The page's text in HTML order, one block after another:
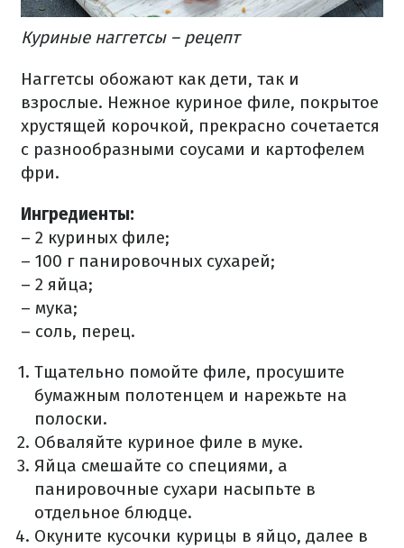
Куриные наггетсы – рецепт
Наггетсы обожают как дети, так и
взрослые. Нежное куриное филе, покрытое
хрустящей корочкой, прекрасно сочетается
с разнообразными соусами и картофелем
фри.
Ингредиенты:
– 2 куриных филе;
– 100 г панировочных сухарей;
– 2 яйца;
– мука;
– соль, перец.
Тщательно помойте филе, просушите
бумажным полотенцем и нарежьте на
полоски.
Обваляйте куриное филе в муке.
Яйца смешайте со специями, а
панировочные сухари насыпьте в
отдельное блюдце.
Окуните кусочки курицы в яйцо, далее в